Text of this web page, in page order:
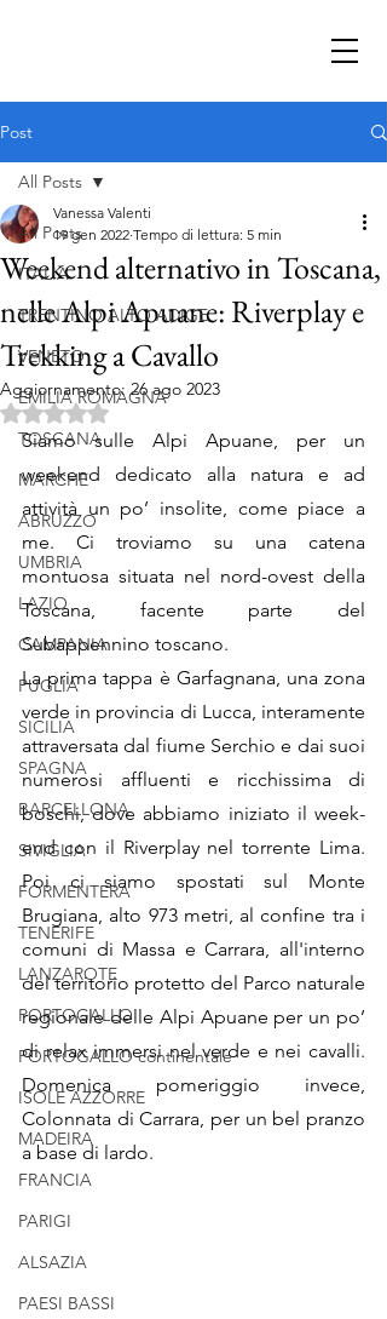
Post
All Posts
ITALIA
TRENTINO ALTO ADIGE
VENETO
EMILIA ROMAGNA
TOSCANA
MARCHE
ABRUZZO
UMBRIA
LAZIO
CAMPANIA
PUGLIA
SICILIA
SPAGNA
BARCELLONA
SIVIGLIA
FORMENTERA
TENERIFE
LANZAROTE
PORTOGALLO
PORTOGALLO continentale
ISOLE AZZORRE
MADEIRA
FRANCIA
PARIGI
ALSAZIA
PAESI BASSI
All Posts
Weekend alternativo in Toscana,
nelle Alpi Apuane: Riverplay e
Trekking a Cavallo
Vanessa Valenti
19 gen 2022 Tempo di lettura: 5 min
Aggiornamento:26 ago 2023
Valutazione NaN stelle su 5.
Siamo sulle Alpi Apuane, per un
weekend dedicato alla natura e ad
attività un po’ insolite, come piace a
me. Ci troviamo su una catena
montuosa situata nel nord-ovest della
Toscana, facente parte del
Subappennino toscano.
La prima tappa è Garfagnana, una zona
verde in provincia di Lucca, interamente
attraversata dal fiume Serchio e dai suoi
numerosi affluenti e ricchissima di
boschi, dove abbiamo iniziato il week-
end con il Riverplay nel torrente Lima.
Poi ci siamo spostati sul Monte
Brugiana, alto 973 metri, al confine tra i
comuni di Massa e Carrara, all'interno
del territorio protetto del Parco naturale
regionale delle Alpi Apuane per un po’
di relax immersi nel verde e nei cavalli.
Domenica pomeriggio invece,
Colonnata di Carrara, per un bel pranzo
a base di lardo.